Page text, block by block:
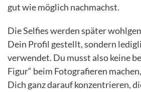
gut wie möglich nachmachst.
Die Selfies werden später
Dein Profil gestellt, sondern
verwendet. Du musst also keine
Figur“ beim Fotografieren
Dich ganz darauf konzentrieren,